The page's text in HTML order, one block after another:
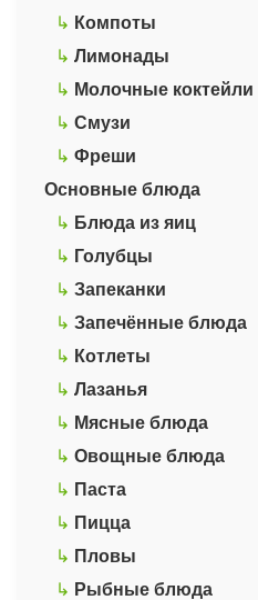
↳ Компоты
↳ Лимонады
↳ Молочные коктейли
↳ Смузи
↳ Фреши
Основные блюда
↳ Блюда из яиц
↳ Голубцы
↳ Запеканки
↳ Запечённые блюда
↳ Котлеты
↳ Лазанья
↳ Мясные блюда
↳ Овощные блюда
↳ Паста
↳ Пицца
↳ Пловы
↳ Рыбные блюда